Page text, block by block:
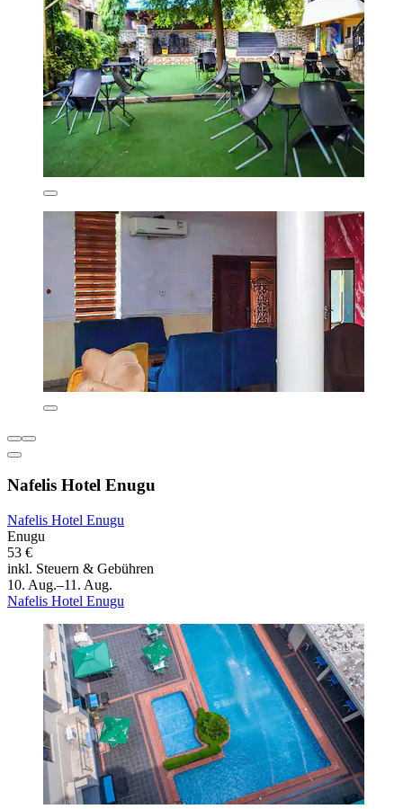
Nafelis Hotel Enugu
Nafelis Hotel Enugu
Enugu
53 €
inkl. Steuern & Gebühren
10. Aug.–11. Aug.
Nafelis Hotel Enugu